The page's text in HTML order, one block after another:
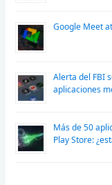
Google Meet
Alerta del FBI
aplicaciones
Más de 50
Play Store: